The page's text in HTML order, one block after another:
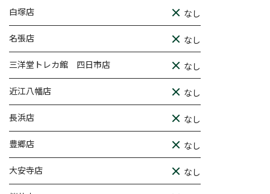
白塚店 なし
名張店 なし
三洋堂トレカ館 四日市店 なし
近江八幡店 なし
長浜店 なし
豊郷店 なし
大安寺店 なし